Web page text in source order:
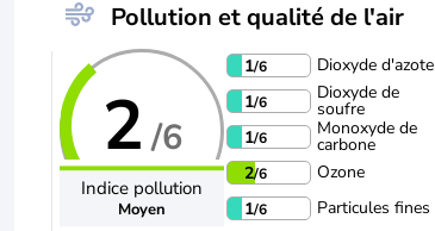
Pollution et qualité de l'air
2 /6
Indice pollution
Moyen
1/6
Dioxyde d'azote
1/6 Dioxyde de
soufre
1/6 Monoxyde de
carbone
2/6
Ozone
1/6
Particules fines